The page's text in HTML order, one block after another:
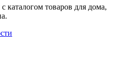
каталогом товаров для дома,